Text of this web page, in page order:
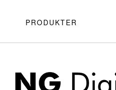
PRODUKTER